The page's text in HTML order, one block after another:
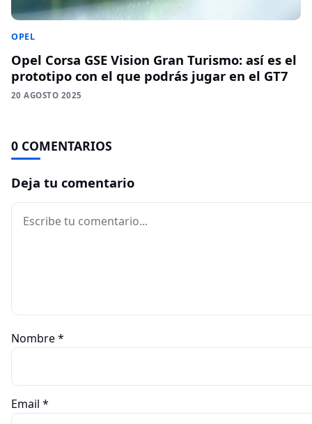
OPEL
Opel Corsa GSE Vision Gran Turismo: así es el
prototipo con el que podrás jugar en el GT7
20 AGOSTO 2025
0 COMENTARIOS
Deja tu comentario
Comentario
Nombre*
Email *